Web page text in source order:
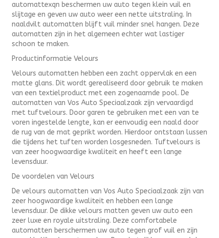
automattexqn beschermen uw auto tegen klein vuil en
slijtage en geven uw auto weer een nette uitstraling. In
naaldvilt automatten blijft vuil minder snel hangen. Deze
automatten zijn in het algemeen echter wat lastiger
schoon te maken.
Productinformatie Velours
Velours automatten hebben een zacht oppervlak en een
matte glans. Dit wordt gerealiseerd door gebruik te maken
van een textielproduct met een zogenaamde pool. De
automatten van Vos Auto Speciaalzaak zijn vervaardigd
met tuftvelours. Door garen te gebruiken met een van te
voren ingestelde lengte, kan er eenvoudig een naald door
de rug van de mat geprikt worden. Hierdoor ontstaan lussen
die tijdens het tuften worden losgesneden. Tuftvelours is
van zeer hoogwaardige kwaliteit en heeft een lange
levensduur.
De voordelen van Velours
De velours automatten van Vos Auto Speciaalzaak zijn van
zeer hoogwaardige kwaliteit en hebben een lange
levensduur. De dikke velours matten geven uw auto een
zeer luxe en royale uitstraling. Deze comfortabele
automatten berschermen uw auto tegen grof vuil en zijn